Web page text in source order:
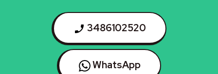
3486102520
WhatsApp